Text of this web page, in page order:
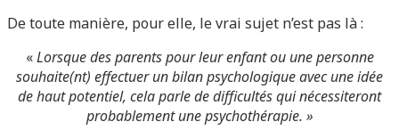
De toute manière, pour elle, le vrai sujet n’est pas là :
«Lorsque des parents pour leur enfant ou une personne
souhaite(nt) effectuer un bilan psychologique avec une idée
de haut potentiel, cela parle de difficultés qui nécessiteront
probablement une psychothérapie. »